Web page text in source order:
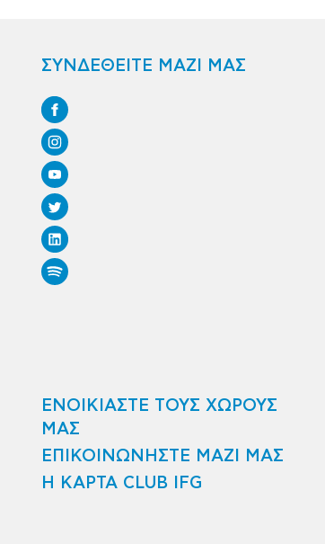
ΣΥΝΔΕΘΕΙΤΕ ΜΑΖΙ ΜΑΣ
ΕΝΟΙΚΙΑΣΤΕ ΤΟΥΣ ΧΩΡΟΥΣ
ΜΑΣ
ΕΠΙΚΟΙΝΩΝΗΣΤΕ ΜΑΖΙ ΜΑΣ
Η ΚΑΡΤΑ CLUB IFG